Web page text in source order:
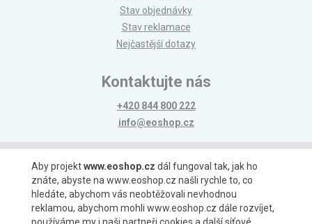
Stav objednávky
Stav reklamace
Nejčastější dotazy
Kontaktujte nás
+420 844 800 222
info@eoshop.cz
Možnosti platby
Aby projektwww.eoshop.cz dál fungoval tak, jak ho
znáte, abyste na www.eoshop.cz našli rychle to, co
hledáte, abychom vás neobtěžovali nevhodnou
reklamou, abychom mohli www.eoshop.cz dále rozvíjet,